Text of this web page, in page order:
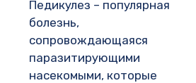
Педикулез – популярная
болезнь,
сопровождающаяся
паразитирующими
насекомыми, которые